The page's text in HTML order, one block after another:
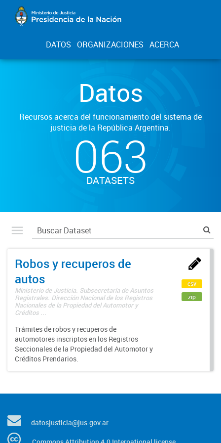
DATOS ORGANIZACIONES ACERCA
Datos
Recursos acerca del funcionamiento del sistema de
justicia de la República Argentina.
063
DATASETS
Robos y recuperos de
autos
Ministerio de Justicia. Subsecretaría de Asuntos
Registrales. Dirección Nacional de los Registros
Nacionales de la Propiedad del Automotor y
Créditos ...
Trámites de robos y recuperos de
automotores inscriptos en los Registros
Seccionales de la Propiedad del Automotor y
Créditos Prendarios.
csv
zip
datosjusticia@jus.gov.ar